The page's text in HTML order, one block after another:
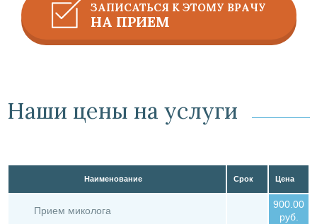
ЗАПИСАТЬСЯ К ЭТОМУ ВРАЧУ
НА ПРИЕМ
Наши цены на услуги
Наименование Срок Цена
Прием миколога
900.00
руб.